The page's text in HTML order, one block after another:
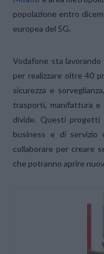
popolazione entro
europea del 5G.
Vodafone sta
per realizzare oltre 40
sicurezza e
trasporti, manifattura
divide. Questi progetti
business e di servizio
collaborare per creare
che potranno aprire